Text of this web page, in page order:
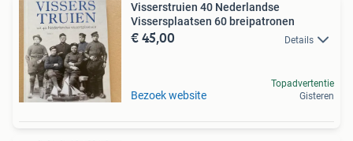
Visserstruien 40 Nederlandse
Vissersplaatsen 60 breipatronen
€ 45,00 Details
Bezoek website
Topadvertentie
Gisteren